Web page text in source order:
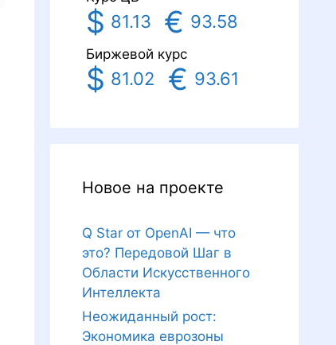
$ 81.13 € 93.58
Биржевой курс
$ 81.02 € 93.61
Новое на проекте
Q Star от OpenAI — что
это? Передовой Шаг в
Области Искусственного
Интеллекта
Неожиданный рост:
Экономика еврозоны